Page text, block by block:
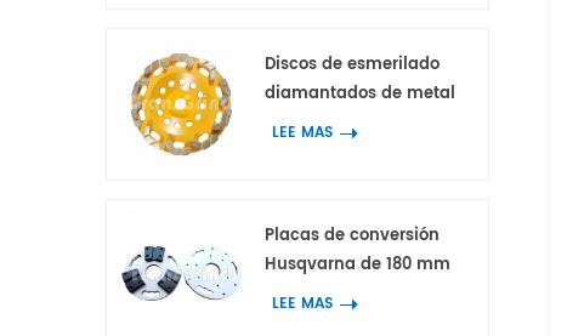
Discos de esmerilado
diamantados de metal
con segmentos de
LEE MAS
Placas de conversión
Husqvarna de 180 mm
con 3 adaptadores para
LEE MAS